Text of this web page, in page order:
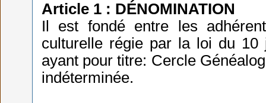
Article 1 : DÉNOMINATION
Il est fondé entre les
culturelle régie par la loi du
ayant pour titre: Cercle
indéterminée.